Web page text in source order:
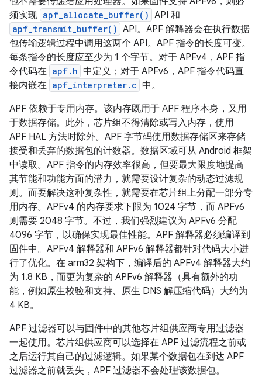
须实现 apf_allocate_buffer() API 和
apf_transmit_buffer() API。APF 解释器会在执行数据
包传输逻辑过程中调用这两个 API。APF 指令的长度可变。
每条指令的长度应至少为 1 个字节。对于 APFv4，APF 指
令代码在 apf.h 中定义；对于 APFv6，APF 指令代码直
接内嵌在 apf_interpreter.c 中。
APF 依赖于专用内存。该内存既用于 APF 程序本身，又用
于数据存储。此外，芯片组不得清除或写入内存，使用
APF HAL 方法时除外。APF 字节码使用数据存储区来存储
接受和丢弃的数据包的计数器。数据区域可从 Android 框架
中读取。APF 指令的内存效率很高，但要最大限度地提高
其节能和功能方面的潜力，就需要设计复杂的动态过滤规
则。而要解决这种复杂性，就需要在芯片组上分配一部分专
用内存。APFv4 的内存要求下限为 1024 字节，而 APFv6
则需要 2048 字节。不过，我们强烈建议为 APFv6 分配
4096 字节，以确保实现最佳性能。APF 解释器必须编译到
固件中。APFv4 解释器和 APFv6 解释器都针对代码大小进
行了优化。在 arm32 架构下，编译后的 APFv4 解释器大约
为 1.8 KB，而更为复杂的 APFv6 解释器（具有额外的功
能，例如原生校验和支持、原生 DNS 解压缩代码）大约为
4 KB。
APF 过滤器可以与固件中的其他芯片组供应商专用过滤器
一起使用。芯片组供应商可以选择在 APF 过滤流程之前或
之后运行其自己的过滤逻辑。如果某个数据包在到达 APF
过滤器之前就丢失，APF 过滤器不会处理该数据包。